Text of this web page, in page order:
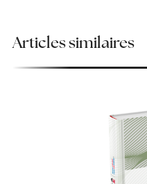
Articles similaires